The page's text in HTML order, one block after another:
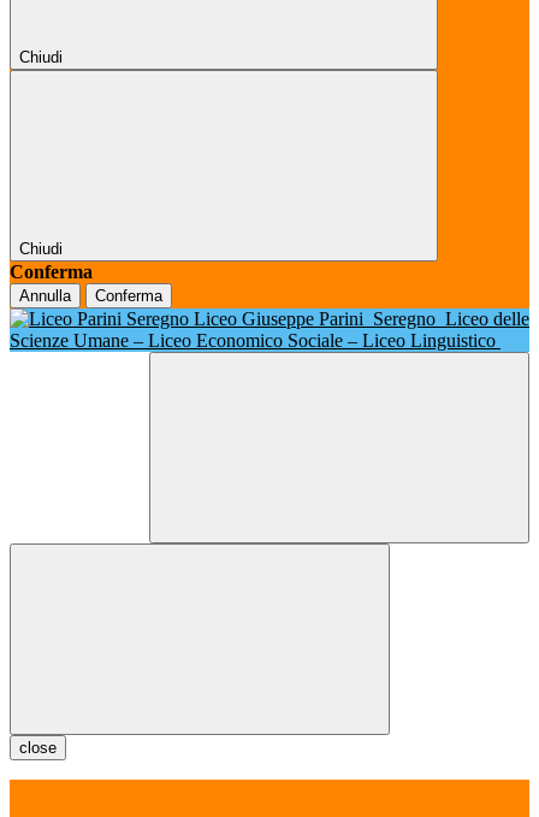
Chiudi
Chiudi
Conferma
Annulla Conferma
Liceo Giuseppe Parini Seregno Liceo delle
Scienze Umane – Liceo Economico Sociale – Liceo Linguistico
close